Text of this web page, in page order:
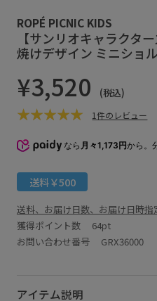
ROPÉ PICNIC KIDS
【サンリオキャラクタ
焼けデザイン ミニショ
¥3,520 (税込)
1件のレビュー
なら 月々1,173円から。
送料￥500
送料、お届け日数、お届け日時指
獲得ポイント数 64pt
お問い合わせ番号 GRX36000
アイテム説明